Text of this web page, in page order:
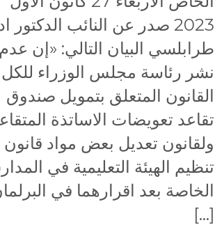
2023 صدر عن النائب الدكتور
طرابلسي البيان التالي: «إن عدم
نشر رئاسة مجلس الوزراء
القانون المتعلق بتمويل صندوق
تقاعد تعويضات الاساتذة
ولقانون تعديل بعض مواد قانون
تنظيم الهيئة التعليمية في
الخاصة بعد اقرارهما في
[…]